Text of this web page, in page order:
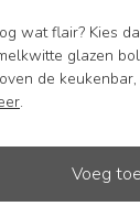
wat flair? Kies
glazen
de
.
Voeg toe